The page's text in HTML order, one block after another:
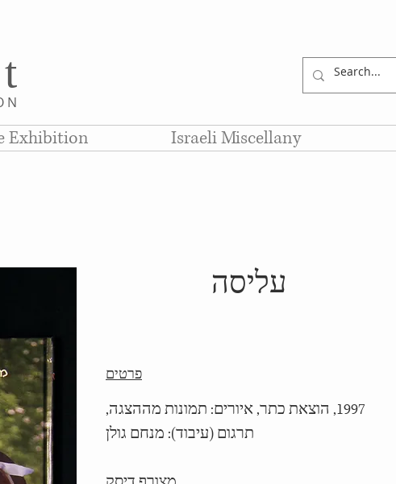
Exhibition Israeli Miscellany
עליסה
פרטים
1997, הוצאת כתר, איורים: תמונות מההצגה,
תרגום (עיבוד): מנחם גולן